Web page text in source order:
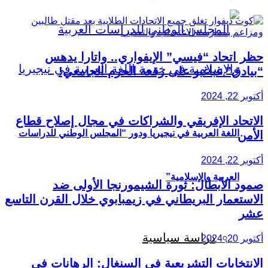
اللغة العربية في نيجيريا ودور “المجلس الوطني للدراسات
العربية والإسلامية”
دراسة سياسية
حظر اتحاد “فيسي” الإيفواري.. واتارا يدهس
“بيادق” غباغبو على رقعة الحرم الجامعي!
أكتوبر 22, 2024
الاتحاد الإفريقي والشراكات في مجال إصلاح قطاع
الأمن
أكتوبر 22, 2024
صمود الأبطال: ثورة الشيمورنجا الأولى ضد
الاستعمار البريطاني في زيمبابوي خلال القرن التاسع
عشر
أكتوبر 20, 2024
الانتخابات التشريعية في السنغال: الرهانات في